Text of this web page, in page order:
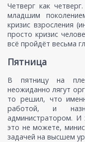
Четверг как
младшим
кризис взросления
просто кризис
всё пройдёт весьма
Пятница
В пятницу на
неожиданно лягут
то решил, что
работой, и
администратором. И
это не можете,
задачей на высшем